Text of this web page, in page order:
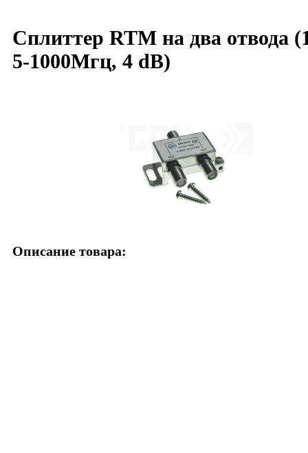
Сплиттер RTM на два отвода
5-1000Мгц, 4 dB)
Описание товара: